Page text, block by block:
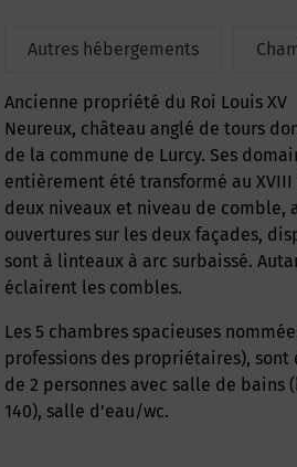
Autres hébergements
Ancienne propriété du Roi Louis XV
Neureux, château anglé de tours
de la commune de Lurcy. Ses
entièrement été transformé au
deux niveaux et niveau de comble,
ouvertures sur les deux façades,
sont à linteaux à arc surbaissé.
éclairent les combles.
Les 5 chambres spacieuses nommées avec un titre de film (cinéma et danse étant les
professions des propriétaires),
de 2 personnes avec salle de
140), salle d’eau/wc.